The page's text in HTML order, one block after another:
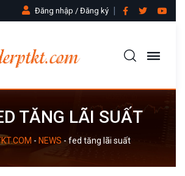
Đăng nhập / Đăng ký
TĂNG LÃI SUẤT
- NEWS - fed tăng lãi suất